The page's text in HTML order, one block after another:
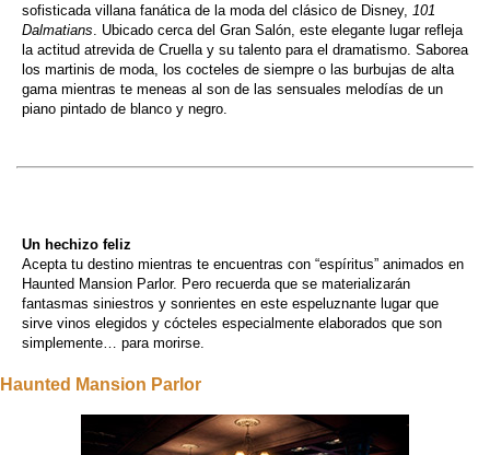
sofisticada villana fanática de la moda del clásico de Disney, 101
Dalmatians. Ubicado cerca del Gran Salón, este elegante lugar refleja
la actitud atrevida de Cruella y su talento para el dramatismo. Saborea
los martinis de moda, los cocteles de siempre o las burbujas de alta
gama mientras te meneas al son de las sensuales melodías de un
piano pintado de blanco y negro.
Un hechizo feliz
Acepta tu destino mientras te encuentras con “espíritus” animados en
Haunted Mansion Parlor. Pero recuerda que se materializarán
fantasmas siniestros y sonrientes en este espeluznante lugar que
sirve vinos elegidos y cócteles especialmente elaborados que son
simplemente… para morirse.
Haunted Mansion Parlor